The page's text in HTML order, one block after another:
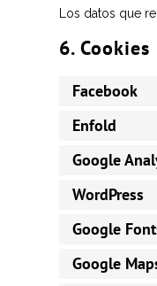
Los datos que
6. Cookies
Facebook
Enfold
Google
WordPress
Google
Google